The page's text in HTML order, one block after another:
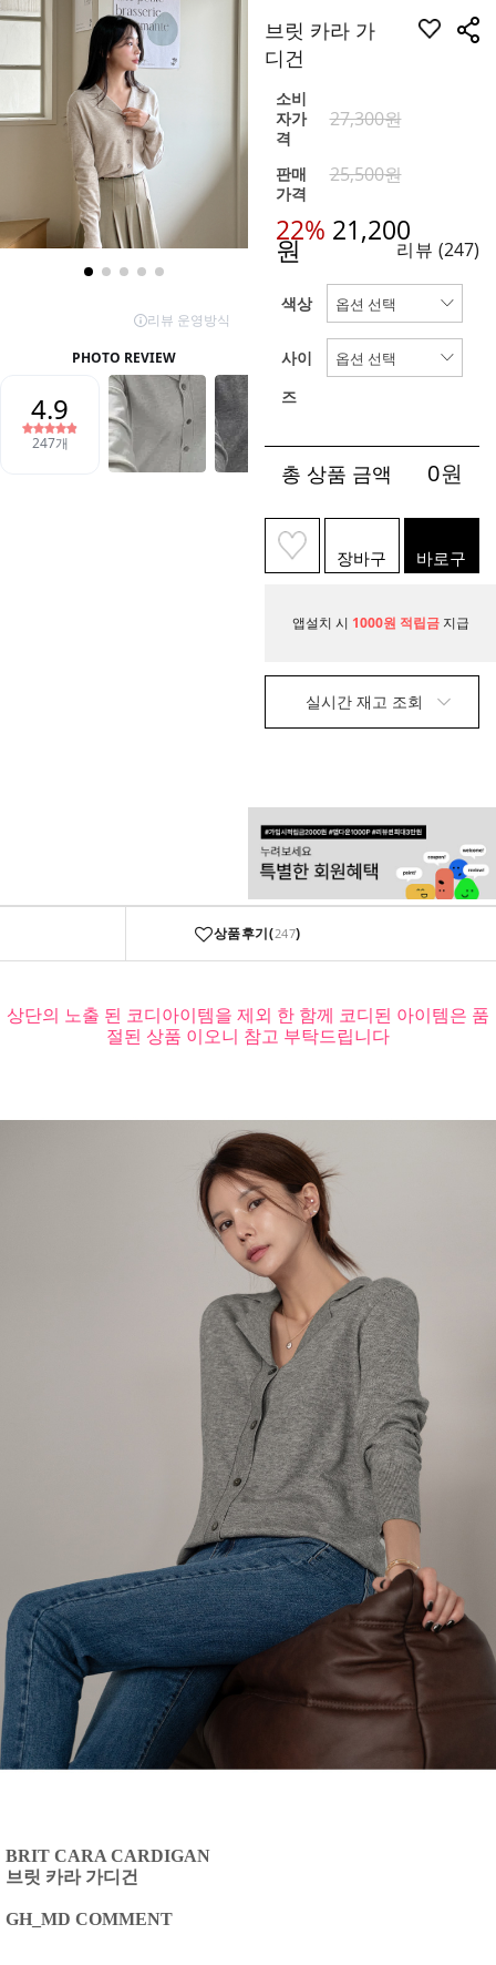
브릿 카라 가
디건
소비
자가
격
27,300원
판매
가격
25,500원
22% 21,200
원 리뷰 (247)
색상
사이
즈
총 상품 금액 0원
장바구
니
바로구
매
앱설치 시 1000원 적립금 지급
실시간 재고 조회
상품후기(247)
상단의 노출 된 코디아이템을 제외 한 함께 코디된 아이템은 품
절된 상품 이오니 참고 부탁드립니다
BRIT CARA CARDIGAN
브릿 카라 가디건
GH_MD COMMENT